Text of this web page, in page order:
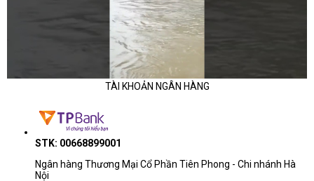
Điểm nổi bật bàn phím này là vị trí 4 phím mũi tên được đặt thấp
TÀI KHOẢN NGÂN HÀNG
STK: 00668899001
Ngân hàng Thương Mại Cổ Phần Tiên Phong - Chi nhánh Hà
Nội